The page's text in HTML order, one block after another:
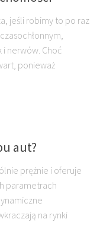
jeśli robimy to po raz
nerwów. Choć
ponieważ
aut?
prężnie i oferuje
parametrach
na rynki